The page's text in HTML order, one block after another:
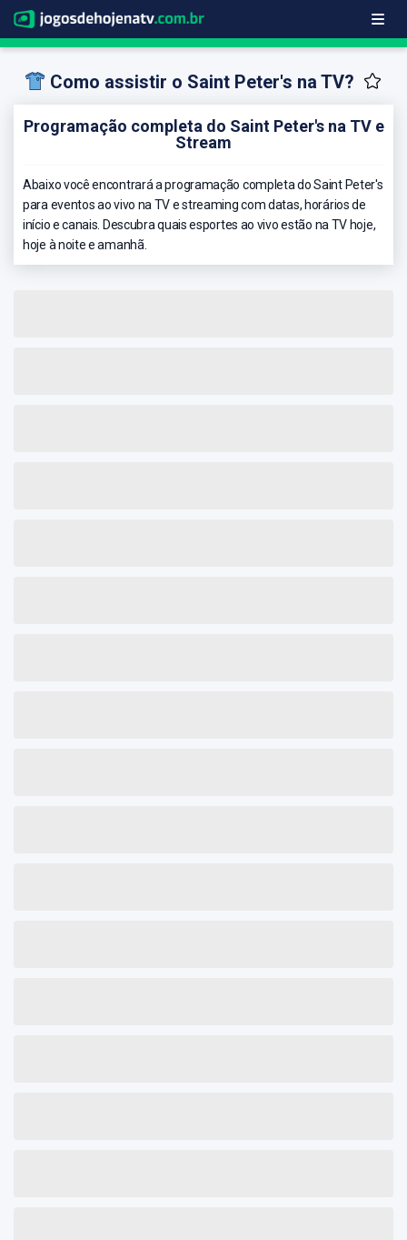
Como assistir o Saint Peter's na TV?
Programação completa do Saint Peter's na TV e
Stream
Abaixo você encontrará a programação completa do Saint Peter's
para eventos ao vivo na TV e streaming com datas, horários de
início e canais. Descubra quais esportes ao vivo estão na TV hoje,
hoje à noite e amanhã.